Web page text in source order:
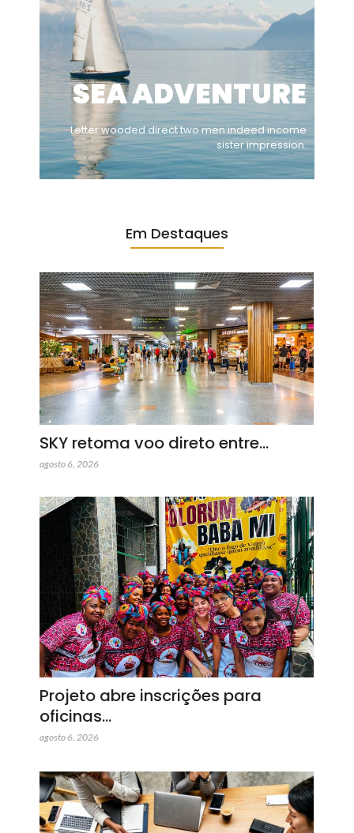
SEA ADVENTURE
Letter wooded direct two men indeed income
sister impression.
Em Destaques
SKY retoma voo direto entre…
agosto 6, 2026
Projeto abre inscrições para
oficinas…
agosto 6, 2026